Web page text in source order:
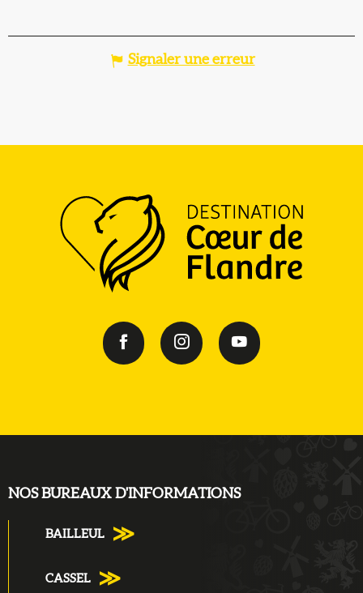
Signaler une erreur
NOS BUREAUX D'INFORMATIONS
BAILLEUL
CASSEL